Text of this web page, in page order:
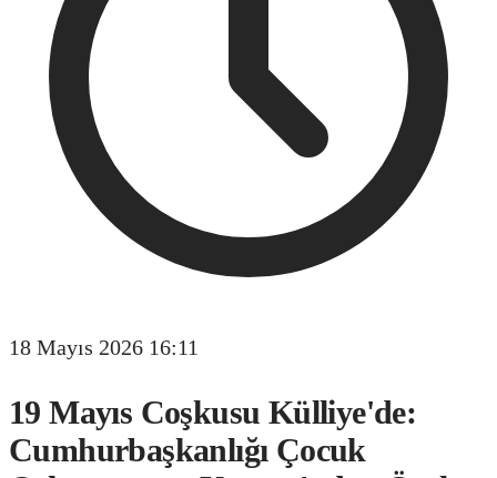
18 Mayıs 2026 16:11
19 Mayıs Coşkusu Külliye'de:
Cumhurbaşkanlığı Çocuk